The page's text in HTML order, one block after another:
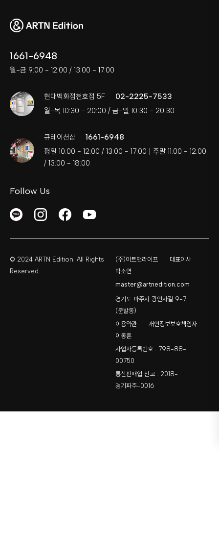
1661-6948
월-금 9:00 - 12:00 / 13:00 - 17:00
현대백화점천호점 5F 02-2225-7533
월-목 10:30 - 20:00 / 금-일 10:30 - 20:30
큐레이션샵 1661-6948
평일 10:00 - 12:00 / 13:00 - 17:00 | 주말 11:00 - 12:00
/ 13:00 - 18:00
Follow Us
© 2024 ARTN Edition. All Rights
Reserved.
(주)아트앤라이프
대표이사
박소연
master@artnedition.com
경기도 파주시 광인사길 9-7
(문발동)
이용약관
개인정보보호책임자 :
이동훈
사업자등록번호 : 798-88-
00750
통신판매업 신고 : 2018-
경기파주-0016